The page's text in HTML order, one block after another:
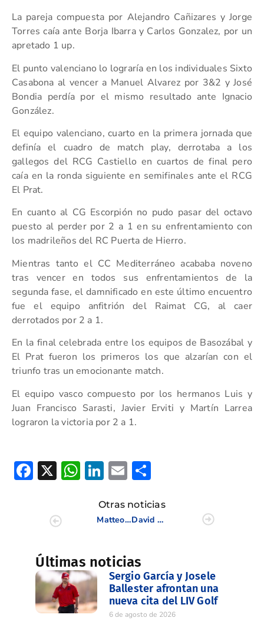
La pareja compuesta por Alejandro Cañizares y Jorge
Torres caía ante Borja Ibarra y Carlos Gonzalez, por un
apretado 1 up.
El punto valenciano lo lograría en los individuales Sixto
Casabona al vencer a Manuel Alvarez por 3&2 y José
Bondia perdía por el mismo resultado ante Ignacio
González.
El equipo valenciano, cuarto en la primera jornada que
definía el cuadro de match play, derrotaba a los
gallegos del RCG Castiello en cuartos de final pero
caía en la ronda siguiente en semifinales ante el RCG
El Prat.
En cuanto al CG Escorpión no pudo pasar del octavo
puesto al perder por 2 a 1 en su enfrentamiento con
los madrileños del RC Puerta de Hierro.
Mientras tanto el CC Mediterráneo acababa noveno
tras vencer en todos sus enfrentamientos de la
segunda fase, el damnificado en este último encuentro
fue el equipo anfitrión del Raimat CG, al caer
derrotados por 2 a 1.
En la final celebrada entre los equipos de Basozábal y
El Prat fueron los primeros los que alzarían con el
triunfo tras un emocionante match.
El equipo vasco compuesto por los hermanos Luis y
Juan Francisco Sarasti, Javier Erviti y Martín Larrea
lograron la victoria por 2 a 1.
Facebook
X WhatsApp
LinkedIn
Email
Otras noticias
Matteo Manassero asegura que el Castelló Masters cambió su carrera
David Baixauli y el equipo de Equelite, ganadores del Circuito de Pitch & Putt de la CV
Últimas noticias
Sergio García y Josele
Ballester afrontan una
nueva cita del LIV Golf
6 de agosto de 2026